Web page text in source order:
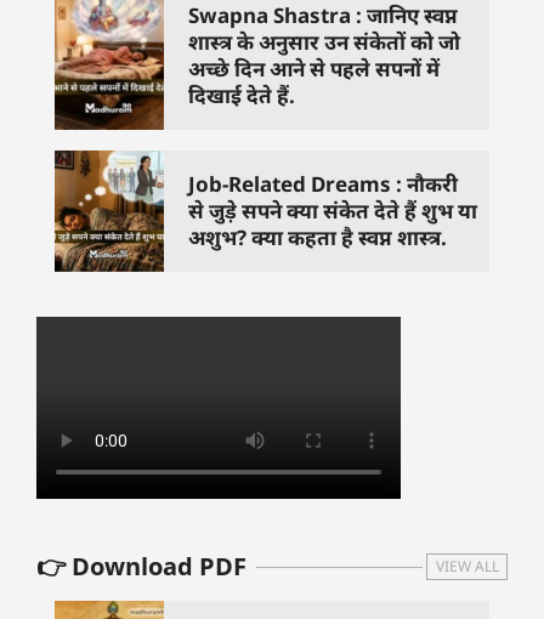
Swapna Shastra : जानिए स्वप्न
शास्त्र के अनुसार उन संकेतों को जो
अच्छे दिन आने से पहले सपनों में
दिखाई देते हैं.
Job-Related Dreams : नौकरी
से जुड़े सपने क्या संकेत देते हैं शुभ या
अशुभ? क्या कहता है स्वप्न शास्त्र.
👉 Download PDF VIEW ALL